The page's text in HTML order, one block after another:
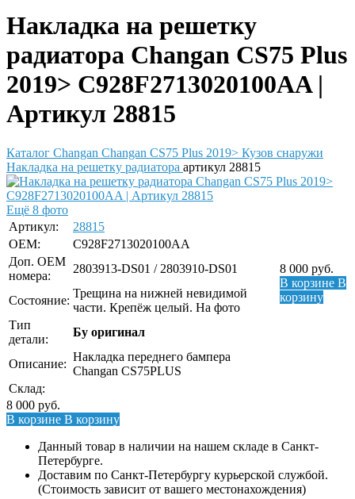
Накладка на решетку
радиатора Changan CS75 Plus
2019> C928F2713020100AA |
Артикул 28815
Каталог Changan Changan CS75 Plus 2019> Кузов снаружи
Накладка на решетку радиатора артикул 28815
Ещё 8 фото
Артикул:
28815
8 000 руб.
В корзине В
корзину
OEM:
C928F2713020100AA
Доп. ОЕМ
номера:
2803913-DS01 / 2803910-DS01
Состояние:
Трещина на нижней невидимой
части. Крепёж целый. На фото
Тип
детали:
Бу оригинал
Описание:
Накладка переднего бампера
Changan CS75PLUS
Склад:
8 000 руб.
В корзине В корзину
Данный товар в наличии на нашем складе в Санкт-
Петербурге.
Доставим по Санкт-Петербургу курьерской службой.
(Стоимость зависит от вашего местонахождения)